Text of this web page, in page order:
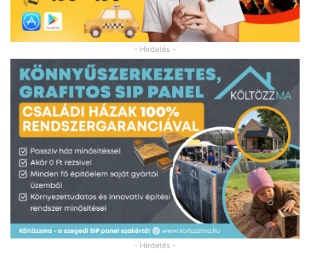
- Hirdetés -
- Hirdetés -